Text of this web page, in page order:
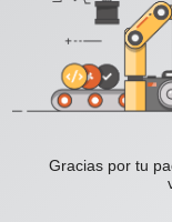
Gracias por tu